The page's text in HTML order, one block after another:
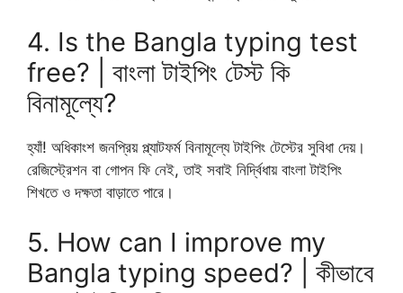
4. Is the Bangla typing test
free? | বাংলা টাইপিং টেস্ট কি
বিনামূল্যে?
হ্যাঁ! অধিকাংশ জনপ্রিয় প্ল্যাটফর্ম বিনামূল্যে টাইপিং টেস্টের সুবিধা দেয়।
রেজিস্ট্রেশন বা গোপন ফি নেই, তাই সবাই নির্দ্বিধায় বাংলা টাইপিং
শিখতে ও দক্ষতা বাড়াতে পারে।
5. How can I improve my
Bangla typing speed? | কীভাবে